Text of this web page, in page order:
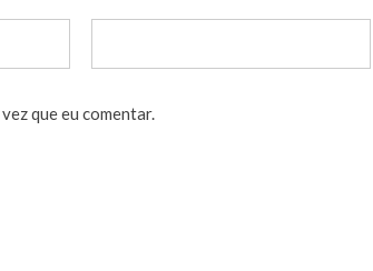
que eu comentar.